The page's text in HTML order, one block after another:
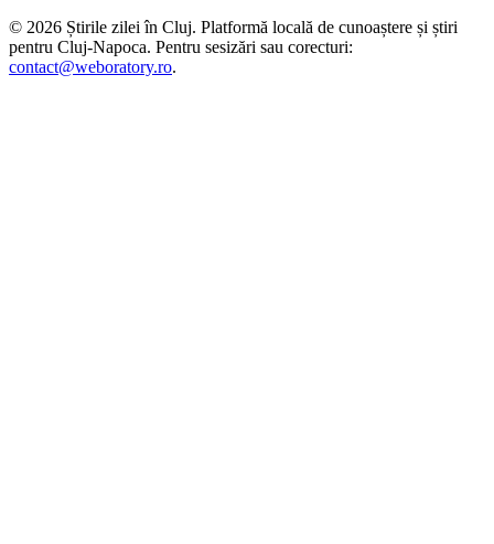
© 2026 Știrile zilei în Cluj. Platformă locală de cunoaștere și știri
pentru Cluj-Napoca. Pentru sesizări sau corecturi:
contact@weboratory.ro.